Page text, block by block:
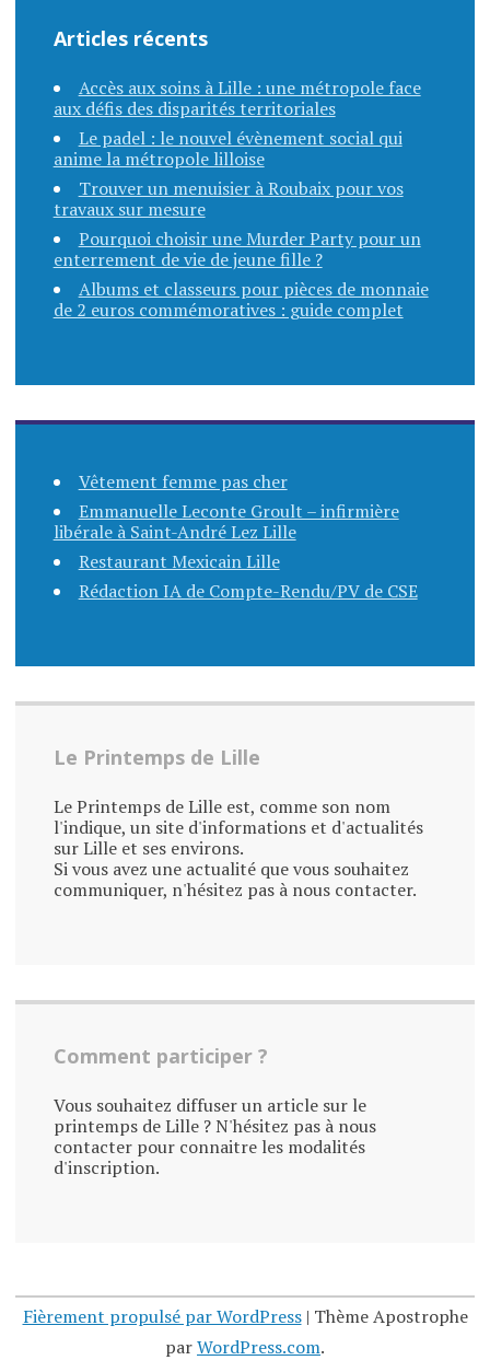
Articles récents
Accès aux soins à Lille : une métropole face
aux défis des disparités territoriales
Le padel : le nouvel évènement social qui
anime la métropole lilloise
Trouver un menuisier à Roubaix pour vos
travaux sur mesure
Pourquoi choisir une Murder Party pour un
enterrement de vie de jeune fille ?
Albums et classeurs pour pièces de monnaie
de 2 euros commémoratives : guide complet
Vêtement femme pas cher
Emmanuelle Leconte Groult – infirmière
libérale à Saint-André Lez Lille
Restaurant Mexicain Lille
Rédaction IA de Compte-Rendu/PV de CSE
Le Printemps de Lille
Le Printemps de Lille est, comme son nom
l'indique, un site d'informations et d'actualités
sur Lille et ses environs.
Si vous avez une actualité que vous souhaitez
communiquer, n'hésitez pas à nous contacter.
Comment participer ?
Vous souhaitez diffuser un article sur le
printemps de Lille ? N'hésitez pas à nous
contacter pour connaitre les modalités
d'inscription.
Fièrement propulsé par WordPress | Thème Apostrophe
parWordPress.com.